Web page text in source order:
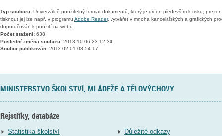
Typ souboru:Univerzálně použitelný formát dokumentů, který je určen především k tisku,
tisknout jej lze např. v programu Adobe Reader, vytvářet v mnoha kancelářských a grafických
doporučován k použití na webu.
Počet stažení:638
Poslední změna souboru:2013-10-06 23:12:30
Soubor publikován:2013-02-01 08:54:17
MINISTERSTVO ŠKOLSTVÍ, MLÁDEŽE A TĚLOVÝCHOVY
Rejstříky, databáze
Statistika školství
Důležité odkazy